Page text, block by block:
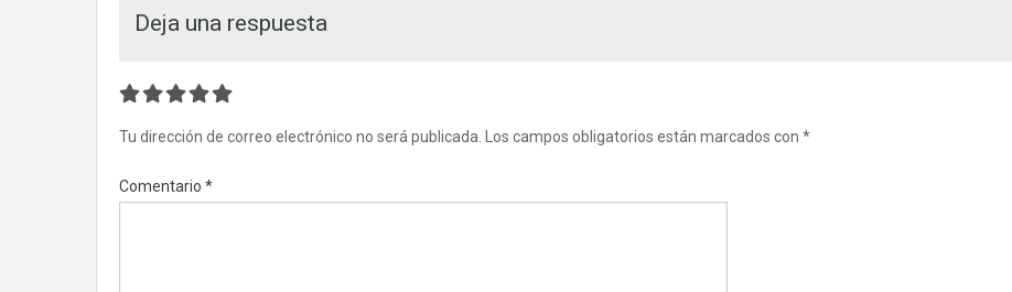
Deja una respuesta
Tu dirección de correo electrónico no será publicada. Los campos obligatorios están marcados con *
Comentario *